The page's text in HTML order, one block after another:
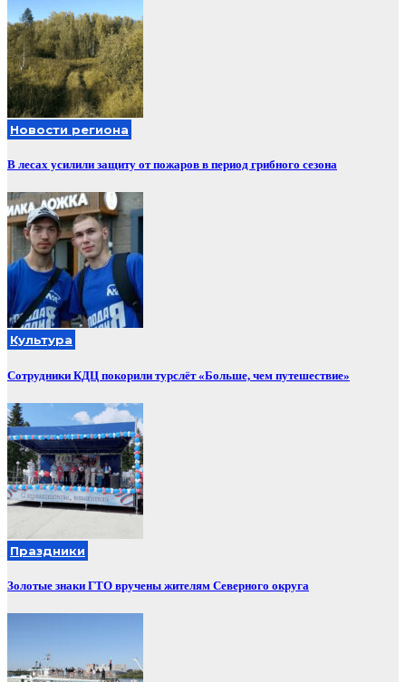
Новости региона
В лесах усилили защиту от пожаров в период грибного сезона
Культура
Сотрудники КДЦ покорили турслёт «Больше, чем путешествие»
Праздники
Золотые знаки ГТО вручены жителям Северного округа